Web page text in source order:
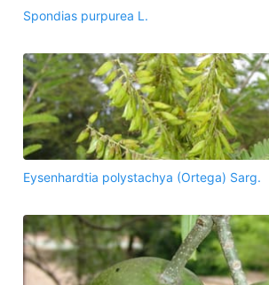
Spondias purpurea L.
Eysenhardtia polystachya (Ortega) Sarg.